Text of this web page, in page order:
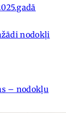
nodokļi
– nodokļu